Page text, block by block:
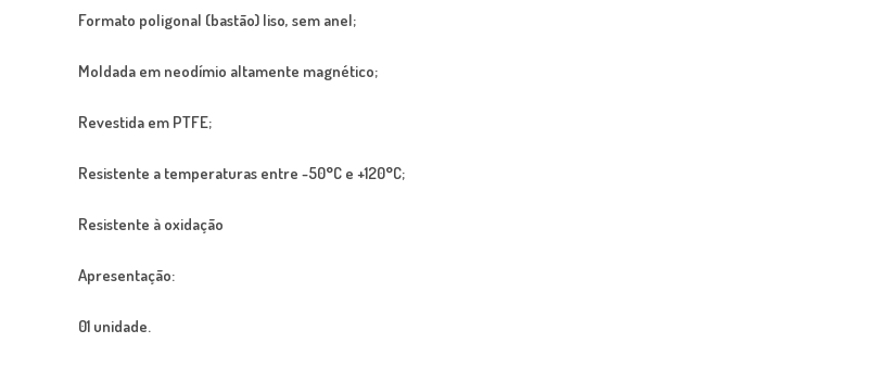
Formato poligonal (bastão) liso, sem anel;
Moldada em neodímio altamente magnético;
Revestida em PTFE;
Resistente a temperaturas entre -50°C e +120°C;
Resistente à oxidação
Apresentação:
01 unidade.